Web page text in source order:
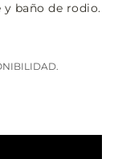
baño de rodio.